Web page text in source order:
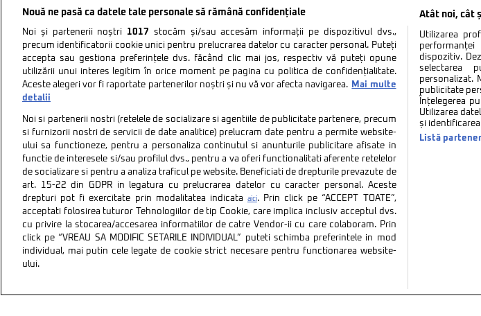
Politica de confidentialitate Politica de cookies
Nouă ne pasă ca datele tale personale să rămână confidențiale
Noi și partenerii noștri 1017 stocăm și/sau accesăm informații pe dispozitivul dvs.,
precum identificatorii cookie unici pentru prelucrarea datelor cu caracter personal. Puteți
accepta sau gestiona preferințele dvs. făcând clic mai jos, respectiv vă puteți opune
utilizării unui interes legitim în orice moment pe pagina cu politica de confidențialitate.
Aceste alegeri vor fi raportate partenerilor noștri și nu vă vor afecta navigarea.
Mai multe
detalii
Noi si partenerii nostri (retelele de socializare si agentiile de publicitate partenere, precum
si furnizorii nostri de servicii de date analitice) prelucram date pentru a permite website-
ului sa functioneze, pentru a personaliza continutul si anunturile publicitare afisate in
functie de interesele si/sau profilul dvs., pentru a va oferi functionalitati aferente retelelor
de socializare si pentru a analiza traficul pe website. Beneficiati de drepturile prevazute de
art. 15-22 din GDPR in legatura cu prelucrarea datelor cu caracter personal. Aceste
drepturi pot fi exercitate prin modalitatea indicata
aici. Prin click pe “ACCEPT TOATE”,
acceptati folosirea tuturor Tehnologiilor de tip Cookie, care implica inclusiv acceptul dvs.
cu privire la stocarea/accesarea informatiilor de catre Vendor-ii cu care colaboram. Prin
click pe “VREAU SA MODIFIC SETARILE INDIVIDUAL” puteti schimba preferintele in mod
individual, mai putin cele legate de cookie strict necesare pentru functionarea website-
ului.
Atât noi, cât
Utilizarea
performanței
dispozitiv.
selectarea
personalizat.
publicitate
Înțelegerea
Utilizarea
și
Listă